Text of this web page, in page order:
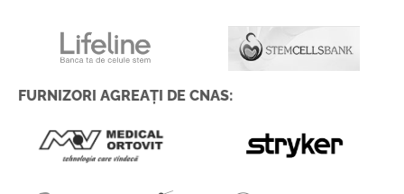
FURNIZORI AGREAȚI DE CNAS: